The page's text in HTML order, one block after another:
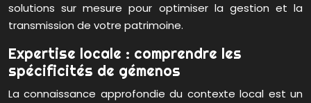
solutions sur mesure pour optimiser la gestion et la
transmission de votre patrimoine.
Expertise locale : comprendre les
spécificités de gémenos
La connaissance approfondie du contexte local est un